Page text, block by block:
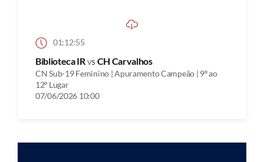
01:12:55
Biblioteca IRvs CH Carvalhos
CN Sub-19 Feminino | Apuramento Campeão | 9º ao
12º Lugar
07/06/2026 10:00